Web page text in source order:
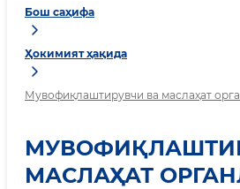
Бош саҳифа
Ҳокимият ҳақида
Мувофиқлаштирувчи ва маслаҳат
МАСЛАҲАТ